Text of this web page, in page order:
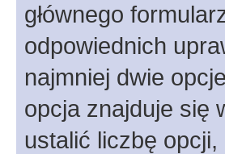
głównego
odpowiednich
najmniej dwie
opcja znajduje się
ustalić liczbę